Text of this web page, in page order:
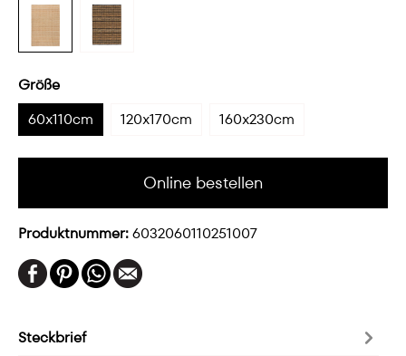
Größe
60x110cm
120x170cm 160x230cm
Online bestellen
Produktnummer:6032060110251007
Steckbrief